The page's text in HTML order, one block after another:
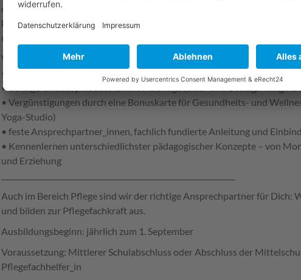
der Ausbildung zu absolvieren. Wir sind Träger von Krippen,
Bamberg sowie im Landkreis Forchheim. In all unseren Kitas kannst Du
und Dein Berufspraktikum, das sogenannte Anerkennungsjahr,
Was wir Dir bieten:
• Praktikumsvergütung nach Tarif (AVR – Bayern)
• 30 Tage Urlaub, plus zusätzliche freie Tage (Buß- und Bettag, Heilig
• Vergünstigungen durch eine Bonuskarte für Gesundheits- und
Yoga-Studio)
• feste Ansprechpartner_innen, fachlich fundierte Anleitung und
• Kennenlernen unterschiedlichster pädagogischer Konzepte – von
und Erziehung
Auch im Bereich Pflege sind wir der richtige Ansprechpartner für
und bilden zur Pflegefachkraft aus.
Ausbildungsbeginn: jährlich zum 1. September
Voraussetzung: Mittlerer Schulabschluss oder Abschluss der
Pflegefachhelfer_in